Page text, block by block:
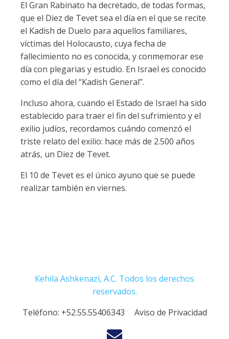
El Gran Rabinato ha decretado, de todas formas,
que el Diez de Tevet sea el día en el que se recite
el Kadish de Duelo para aquellos familiares,
víctimas del Holocausto, cuya fecha de
fallecimiento no es conocida, y conmemorar ese
día con plegarias y estudio. En Israel es conocido
como el día del “Kadish General”.
Incluso ahora, cuando el Estado de Israel ha sido
establecido para traer el fin del sufrimiento y el
exilio judíos, recordamos cuándo comenzó el
triste relato del exilio: hace más de 2.500 años
atrás, un Diez de Tevet.
El 10 de Tevet es el único ayuno que se puede
realizar también en viernes.
Kehila Ashkenazi, A.C. Todos los derechos
reservados.
Teléfono: +52.55.55406343 Aviso de Privacidad